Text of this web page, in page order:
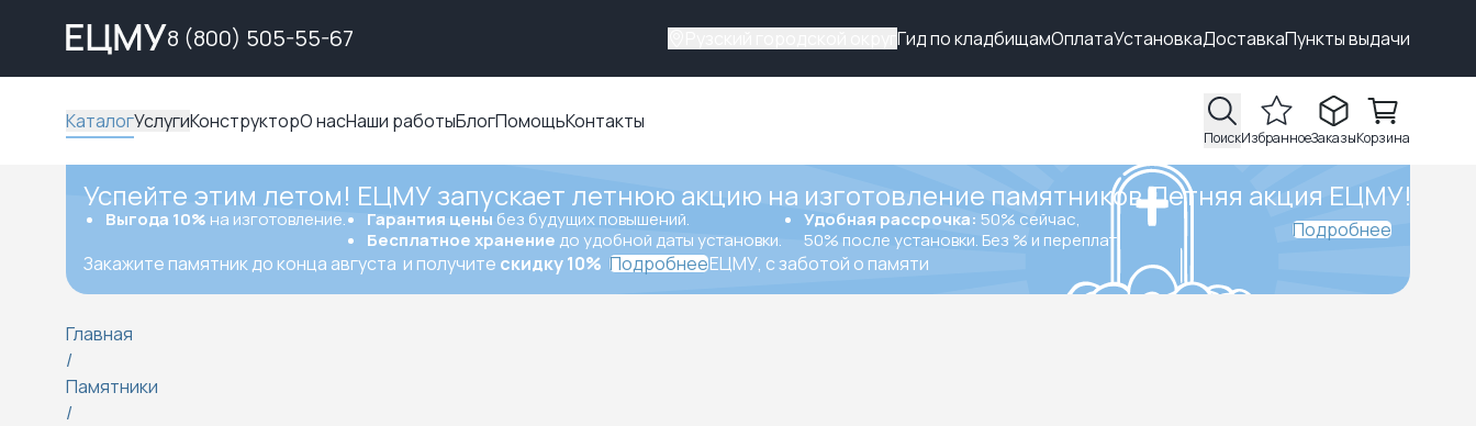
8 (800) 505-55-67 Гид по кладбищамОплатаУстановкаДоставкаПункты выдачи
КаталогУслугиКонструкторО насНаши работыБлогПомощьКонтакты
ПоискИзбранноеЗаказыКорзина
Успейте этим летом! ЕЦМУ запускает летнюю акцию на изготовление памятников.Летняя акция ЕЦМУ!
Выгода 10% на изготовление. Гарантия цены без будущих повышений.
Бесплатное хранение до удобной даты установки.
Удобная рассрочка: 50% сейчас,
50% после установки. Без % и переплат.
Закажите памятник до конца августа и получите скидку 10% ПодробнееЕЦМУ, с заботой о памяти
Подробнее
Главная
/
Памятники
/